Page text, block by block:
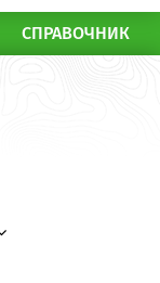
СПРАВОЧНИК